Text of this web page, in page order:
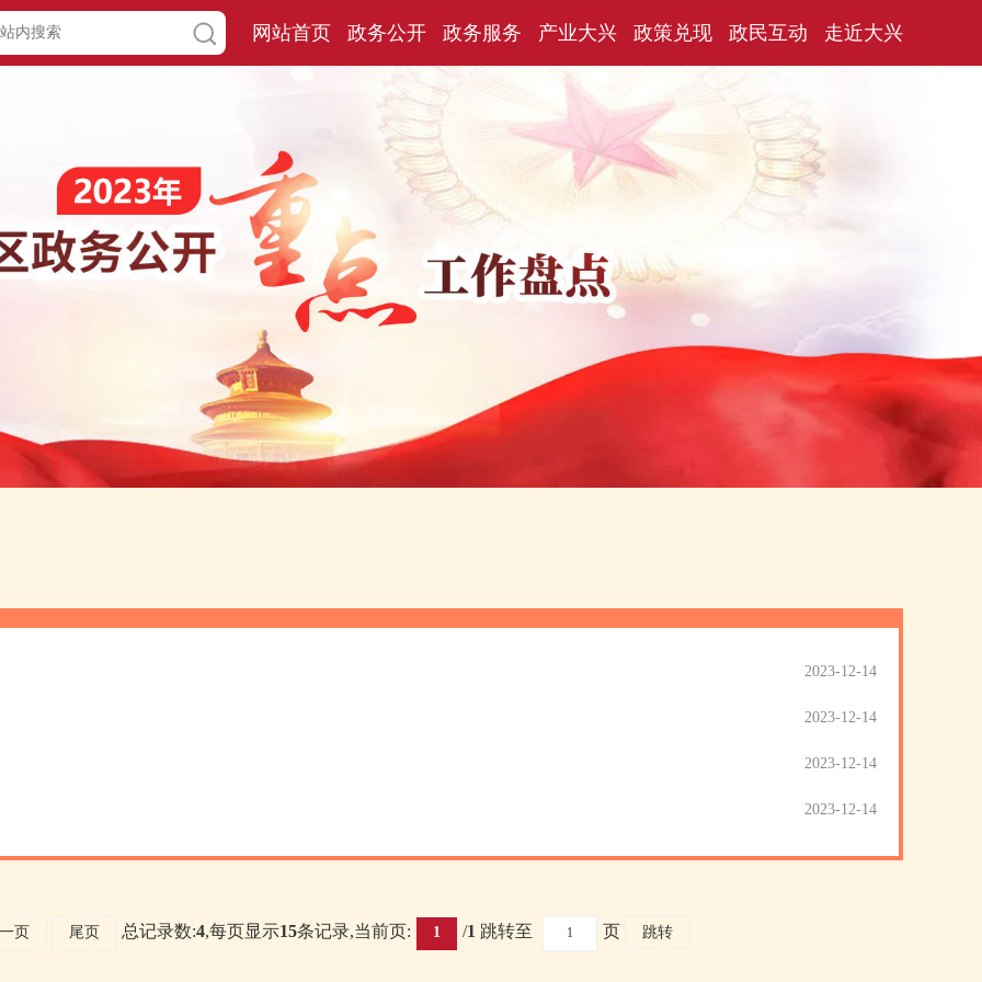
网站首页 政务公开 政务服务 产业大兴 政策兑现 政民互动 走近大兴
2023-12-14
2023-12-14
2023-12-14
2023-12-14
页 尾页 总记录数:4,每页显示15条记录,当前页: 1 /1 跳转至 页